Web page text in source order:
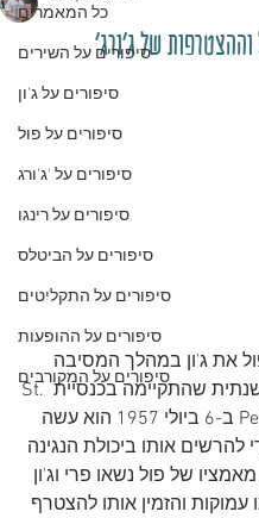
כל המאמרים
סיפורים על השירים
סיפורים על ג'ון
סיפורים על פול
סיפורים על 'ג'ורג
סיפורים על רינגו
סיפורים על הביטלס
סיפורים על התקליטים
סיפורים על ההופעות
סיפורים על המקורבים
של ג'ורג'
את ג'ון במהלך המסיבה
השכונתית השנתית שהתקיימה בכנסיית St.
Peter's Church ב-6 ביולי 1957 הוא עשה
להרשים אותו ביכולת הנגינה
של פול נשאו פרי וג'ון
והזמין אותו להצטרף